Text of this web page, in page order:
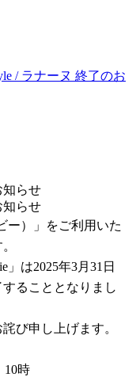
/ ラナーヌ 終了のお
知らせ
知らせ
ー）」をご利用いた
は2025年3月31日
することとなりまし
び申し上げます。
10時